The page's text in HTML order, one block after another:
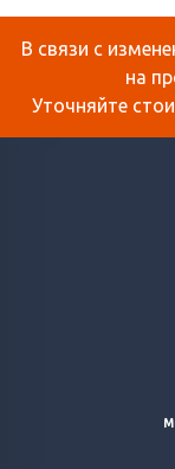
В связи с
на
Уточняйте